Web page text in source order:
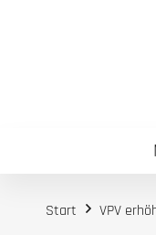
Start VPV